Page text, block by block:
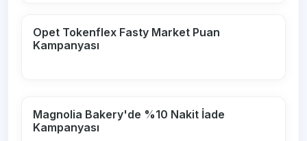
Opet Tokenflex Fasty Market Puan
Kampanyası
Magnolia Bakery'de %10 Nakit İade
Kampanyası